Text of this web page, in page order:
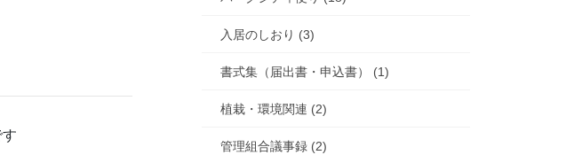
入居のしおり (3)
書式集（届出書・申込書） (1)
植栽・環境関連 (2)
管理組合議事録 (2)